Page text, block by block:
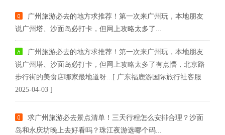
广州旅游必去的地方求推荐！第一次来广州玩，本地朋友
说广州塔、沙面岛必打卡，但网上攻略太多了...
广州旅游必去的地方求推荐！第一次来广州玩，本地朋友
说广州塔、沙面岛必打卡，但网上攻略太多了有点懵，北京路
步行街的美食店哪家最地道呀...[ 广东福鹿游国际旅行社客服
2025-04-03 ]
求广州旅游必去景点清单！三天行程怎么安排合理？沙面
岛和永庆坊晚上去好看吗？珠江夜游选哪个码...